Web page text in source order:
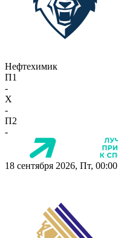
Нефтехимик
П1
-
X
-
П2
-
18 сентября 2026, Пт, 00:00